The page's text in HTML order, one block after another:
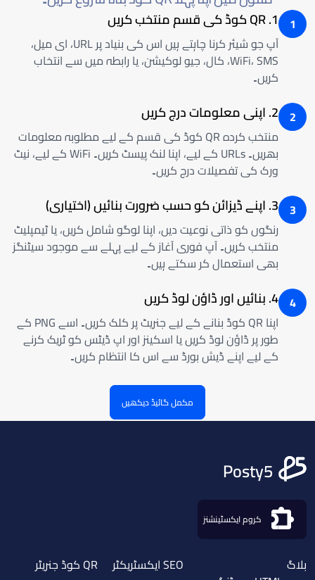
1 1. QR کوڈ کی قسم منتخب کریں
آپ جو شیئر کرنا چاہتے ہیں اس کی بنیاد پر URL، ای میل،
WiFi، SMS، کال، جیو لوکیشن، یا رابطہ میں سے انتخاب
کریں۔
2 2. اپنی معلومات درج کریں
منتخب کردہ QR کوڈ کی قسم کے لیے مطلوبہ معلومات
بھریں۔ URLs کے لیے، اپنا لنک پیسٹ کریں۔ WiFi کے لیے، نیٹ
ورک کی تفصیلات درج کریں۔
3 3. اپنے ڈیزائن کو حسب ضرورت بنائیں (اختیاری)
رنگوں کو ذاتی نوعیت دیں، اپنا لوگو شامل کریں، یا ٹیمپلیٹ
منتخب کریں۔ آپ فوری آغاز کے لیے پہلے سے موجود سیٹنگز
بھی استعمال کر سکتے ہیں۔
4 4. بنائیں اور ڈاؤن لوڈ کریں
اپنا QR کوڈ بنانے کے لیے جنریٹ پر کلک کریں۔ اسے PNG کے
طور پر ڈاؤن لوڈ کریں یا اسکینز اور اپ ڈیٹس کو ٹریک کرنے
کے لیے اپنے ڈیش بورڈ سے اس کا انتظام کریں۔
مکمل گائیڈ دیکھیں
Posty5
کروم ایکسٹینشنز
بلاگ SEO ایکسٹریکٹر
QR کوڈ جنریٹر